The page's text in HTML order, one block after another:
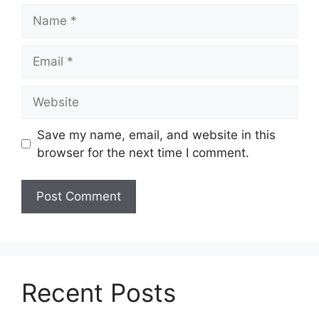
Save my name, email, and website in this
browser for the next time I comment.
Recent Posts